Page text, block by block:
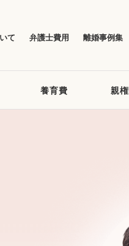
て 弁護士費用 離婚事例集
養育費 親権